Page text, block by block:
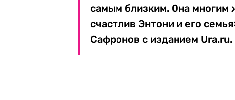
самым близким. Она многим
счастлив Энтони и его
Сафронов с изданием Ura.ru.